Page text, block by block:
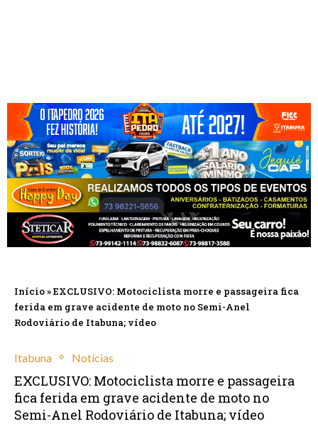
Início»EXCLUSIVO: Motociclista morre e passageira fica
ferida em grave acidente de moto no Semi-Anel
Rodoviário de Itabuna; vídeo
Itabuna Notícias
EXCLUSIVO: Motociclista morre e passageira
fica ferida em grave acidente de moto no
Semi-Anel Rodoviário de Itabuna; vídeo